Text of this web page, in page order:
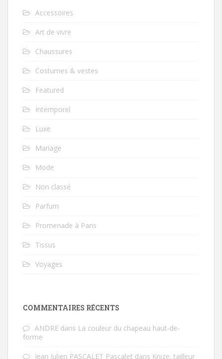
Accessoires
Art de vivre
Chaussures
Costumes & vestes
Featured
Intemporel
Luxe
Mariage
Mode
Non classé
Parfum
Promenade à Paris
Tissus
Voyages
COMMENTAIRES RÉCENTS
ANDRE dans La couleur du chapeau haut-de-
forme
Jean Julien PASCALET Pascalet dans Knize, tailleur